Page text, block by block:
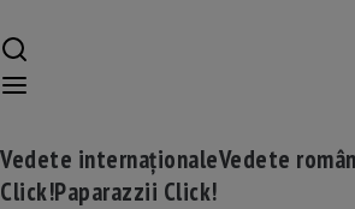
Vedete internaționaleVedete
Click!Paparazzii Click!